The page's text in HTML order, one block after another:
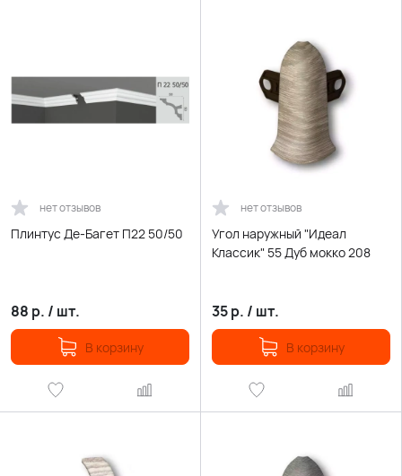
нет отзывов
Плинтус Де-Багет П22 50/50
88 р. / шт.
В корзину
нет отзывов
Угол наружный "Идеал
Классик" 55 Дуб мокко 208
35р. / шт.
В корзину